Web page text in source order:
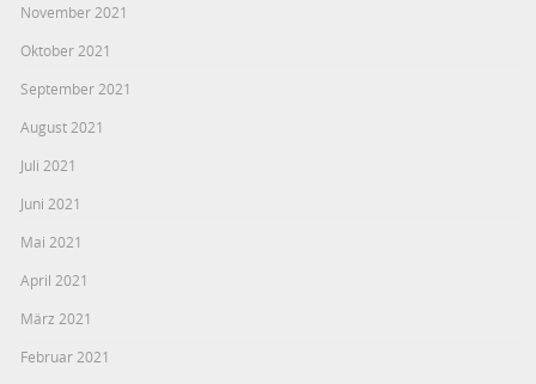
November 2021
Oktober 2021
September 2021
August 2021
Juli 2021
Juni 2021
Mai 2021
April 2021
März 2021
Februar 2021